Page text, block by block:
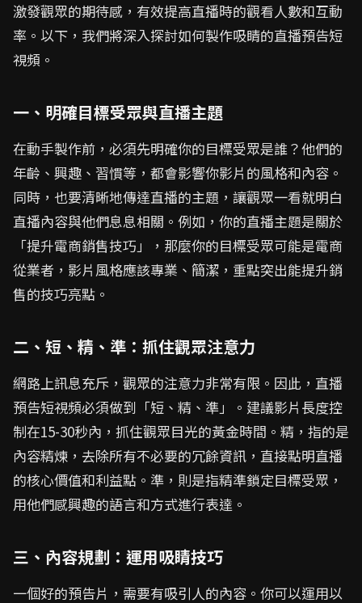
激發觀眾的期待感，有效提高直播時的觀看人數和互動
率。以下，我們將深入探討如何製作吸睛的直播預告短
視頻。
一、明確目標受眾與直播主題
在動手製作前，必須先明確你的目標受眾是誰？他們的
年齡、興趣、習慣等，都會影響你影片的風格和內容。
同時，也要清晰地傳達直播的主題，讓觀眾一看就明白
直播內容與他們息息相關。例如，你的直播主題是關於
「提升電商銷售技巧」，那麼你的目標受眾可能是電商
從業者，影片風格應該專業、簡潔，重點突出能提升銷
售的技巧亮點。
二、短、精、準：抓住觀眾注意力
網路上訊息充斥，觀眾的注意力非常有限。因此，直播
預告短視頻必須做到「短、精、準」。建議影片長度控
制在15-30秒內，抓住觀眾目光的黃金時間。精，指的是
內容精煉，去除所有不必要的冗餘資訊，直接點明直播
的核心價值和利益點。準，則是指精準鎖定目標受眾，
用他們感興趣的語言和方式進行表達。
三、內容規劃：運用吸睛技巧
一個好的預告片，需要有吸引人的內容。你可以運用以